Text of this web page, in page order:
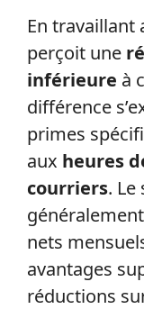
En travaillant
perçoit une
inférieure à
différence
primes
aux heures
courriers. Le
nets
avantages
réductions